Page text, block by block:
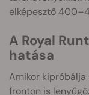
elképesztő
A Royal
hatása
Amikor kipróbálja
fronton is